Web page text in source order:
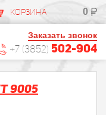
КОРЗИНА 0
Заказать звонок
+7 (3852) 502-904
9005